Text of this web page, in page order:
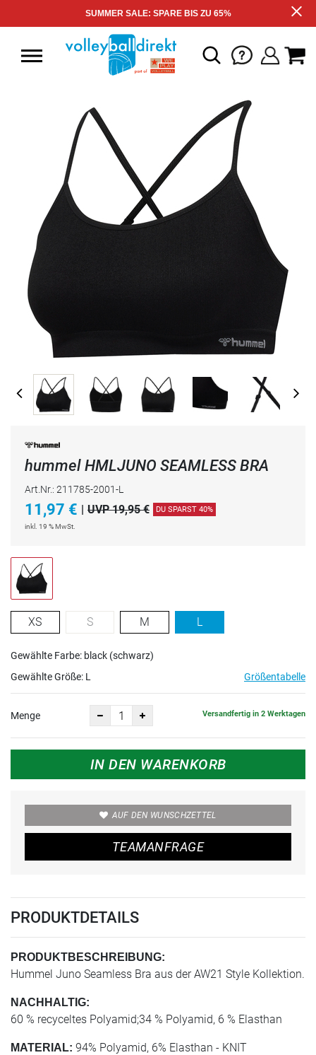
SUMMER SALE: SPARE BIS ZU 65%
hummel HMLJUNO SEAMLESS BRA
Art.Nr.: 211785-2001-L
11,97 € | UVP 19,95 € DU SPARST 40%
inkl. 19 % MwSt.
XS S M L
Gewählte Farbe: black (schwarz)
Gewählte Größe: L Größentabelle
Menge Versandfertig in 2 Werktagen
IN DEN WARENKORB
AUF DEN WUNSCHZETTEL
TEAMANFRAGE
PRODUKTDETAILS
PRODUKTBESCHREIBUNG:
Hummel Juno Seamless Bra aus der AW21 Style Kollektion.
NACHHALTIG:
60 % recyceltes Polyamid;34 % Polyamid, 6 % Elasthan
MATERIAL: 94% Polyamid, 6% Elasthan - KNIT